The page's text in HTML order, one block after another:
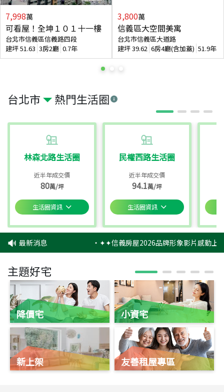
台北市 熱門生活圈
林森北路生活圈
近半年成交價
80萬/坪
生活圈資訊
民權西路生活圈
近半年成交價
94.1萬/坪
生活圈資訊
7,998萬
可看屋！全坤１０１十一樓
台北市信義區信義路四段
建坪51.63 3房2廳 0.7年
3,800萬
信義區大空間美寓
台北市信義區大道路
建坪39.62 6房4廳(含加蓋) 51.9年
最新消息 ‧✦✦信義房屋2026品牌形象影片感動上
主題好宅
降價宅
新上架
小資宅
友善租屋專區